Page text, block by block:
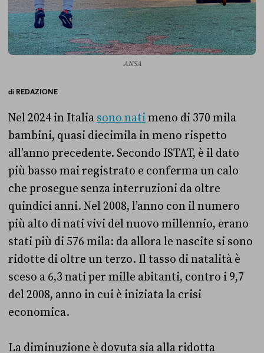
ANSA
di REDAZIONE
Nel 2024 in Italia sono natimeno di 370 mila
bambini, quasi diecimila in meno rispetto
all’anno precedente. Secondo ISTAT, è il dato
più basso mai registrato e conferma un calo
che prosegue senza interruzioni da oltre
quindici anni. Nel 2008, l’anno con il numero
più alto di nati vivi del nuovo millennio, erano
stati più di 576 mila: da allora le nascite si sono
ridotte di oltre un terzo. Il tasso di natalità è
sceso a 6,3 nati per mille abitanti, contro i 9,7
del 2008, anno in cui è iniziata la crisi
economica.
La diminuzione è dovuta sia alla ridotta